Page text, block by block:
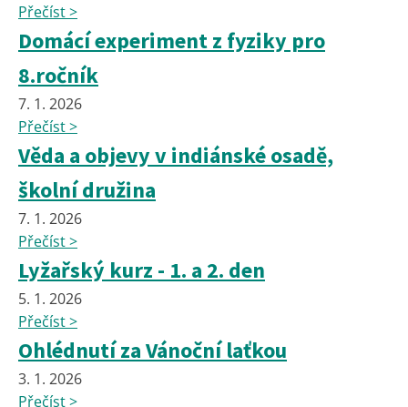
Přečíst >
Domácí experiment z fyziky pro
8.ročník
7. 1. 2026
Přečíst >
Věda a objevy v indiánské osadě,
školní družina
7. 1. 2026
Přečíst >
Lyžařský kurz - 1. a 2. den
5. 1. 2026
Přečíst >
Ohlédnutí za Vánoční laťkou
3. 1. 2026
Přečíst >